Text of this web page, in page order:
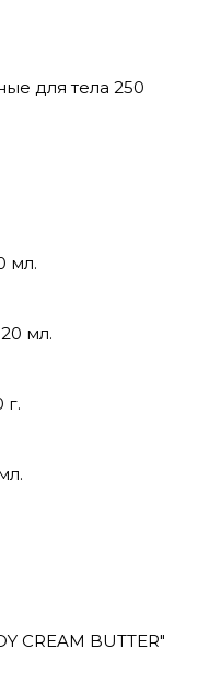
для тела 250
мл.
мл.
г.
CREAM BUTTER"